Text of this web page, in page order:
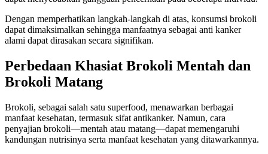
Dengan memperhatikan langkah-langkah di atas, konsumsi brokoli
dapat dimaksimalkan sehingga manfaatnya sebagai anti kanker
alami dapat dirasakan secara signifikan.
Perbedaan Khasiat Brokoli Mentah dan
Brokoli Matang
Brokoli, sebagai salah satu superfood, menawarkan berbagai
manfaat kesehatan, termasuk sifat antikanker. Namun, cara
penyajian brokoli—mentah atau matang—dapat memengaruhi
kandungan nutrisinya serta manfaat kesehatan yang ditawarkannya.